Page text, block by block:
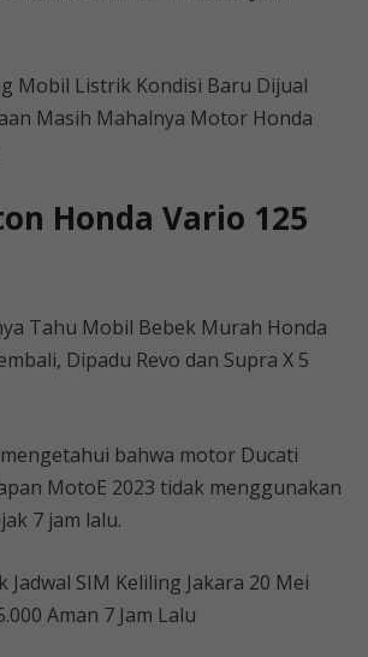
Mobil Listrik Kondisi Baru Dijual
Masih Mahalnya Motor Honda
Honda Vario 125
Tahu Mobil Bebek Murah Honda
Dipadu Revo dan Supra X 5
mengetahui bahwa motor Ducati
MotoE 2023 tidak menggunakan
7 jam lalu.
Jadwal SIM Keliling Jakara 20 Mei
Aman 7 Jam Lalu